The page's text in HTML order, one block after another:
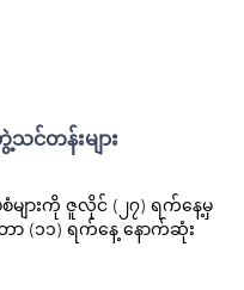
သင်တန်းများ
များကို ဇူလိုင် (၂၇) ရက်နေ့မှ
ာ (၁၁) ရက်နေ့ နောက်ဆုံး